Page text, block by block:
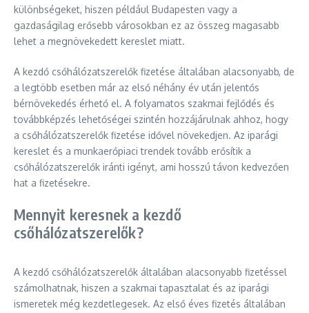
különbségeket, hiszen például Budapesten vagy a
gazdaságilag erősebb városokban ez az összeg magasabb
lehet a megnövekedett kereslet miatt.
A kezdő csőhálózatszerelők fizetése általában alacsonyabb, de
a legtöbb esetben már az első néhány év után jelentős
bérnövekedés érhető el. A folyamatos szakmai fejlődés és
továbbképzés lehetőségei szintén hozzájárulnak ahhoz, hogy
a csőhálózatszerelők fizetése idővel növekedjen. Az iparági
kereslet és a munkaerőpiaci trendek tovább erősítik a
csőhálózatszerelők iránti igényt, ami hosszú távon kedvezően
hat a fizetésekre.
Mennyit keresnek a kezdő
csőhálózatszerelők?
A kezdő csőhálózatszerelők általában alacsonyabb fizetéssel
számolhatnak, hiszen a szakmai tapasztalat és az iparági
ismeretek még kezdetlegesek. Az első éves fizetés általában